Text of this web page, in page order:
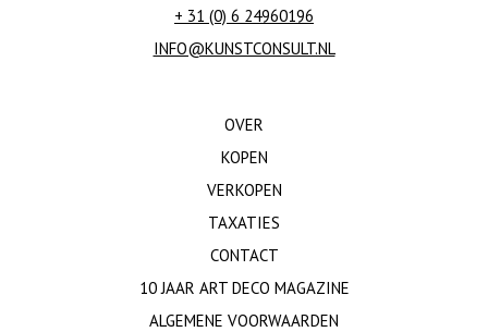
+ 31 (0) 6 24960196
INFO@KUNSTCONSULT.NL
OVER
KOPEN
VERKOPEN
TAXATIES
CONTACT
10 JAAR ART DECO MAGAZINE
ALGEMENE VOORWAARDEN